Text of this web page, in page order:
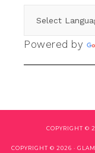
Powered by
COPYRIGHT ©
COPYRIGHT © 2026 ·